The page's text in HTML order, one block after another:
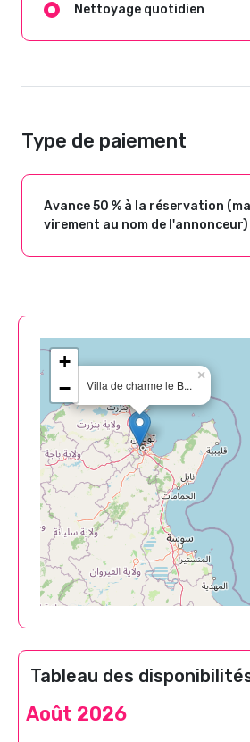
Nettoyage quotidien
Type de paiement
Avance 50 % à la réservation
virement au nom de l'annonceur)
Villa de charme le B...
×
+
−
Tableau des
Août 2026